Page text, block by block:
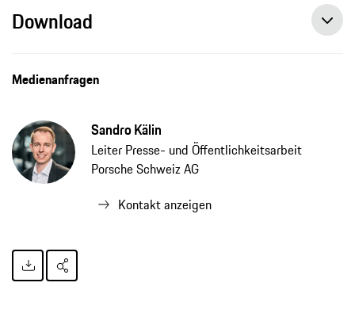
Download
Medienanfragen
Sandro Kälin
Leiter Presse- und Öffentlichkeitsarbeit
Porsche Schweiz AG
Kontakt anzeigen